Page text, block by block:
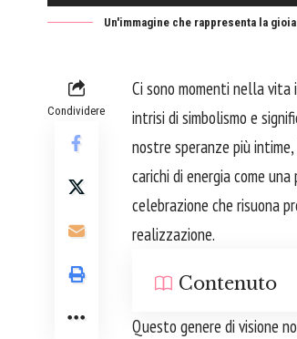
Un'immagine che rappresenta la
Condividere
Ci sono momenti nella
intrisi di simbolismo e
nostre speranze più
carichi di energia come
celebrazione che risuona
realizzazione.
Contenuto
Questo genere di visione